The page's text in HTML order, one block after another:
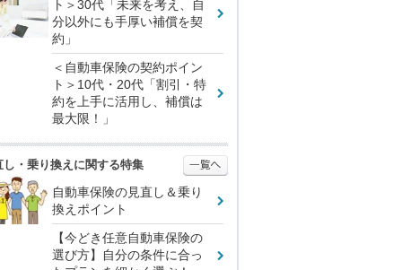
ト＞30代「未来を考え、自
分以外にも手厚い補償を契
約」
＜自動車保険の契約ポイン
ト＞10代・20代「割引・特
約を上手に活用し、補償は
最大限！」
し・乗り換えに関する特集
自動車保険の見直し＆乗り
換えポイント
【今どき任意自動車保険の
選び方】自分の条件に合っ